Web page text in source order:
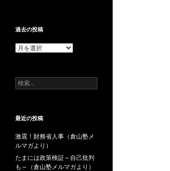
過去の投稿
過
稿
検
索:
最近の投稿
激震！財務省人事（倉山塾メ
ルマガより）
たまには政策検証～自己批判
も～（倉山塾メルマガより）